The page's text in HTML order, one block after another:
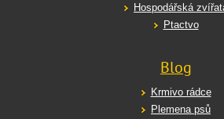
Hospodářská
Ptactvo
Blog
Krmivo rádce
Plemena psů